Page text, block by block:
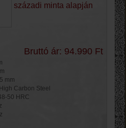
századi minta alapján
Bruttó ár: 94.990 Ft
mm
Carbon Steel
50 HRC